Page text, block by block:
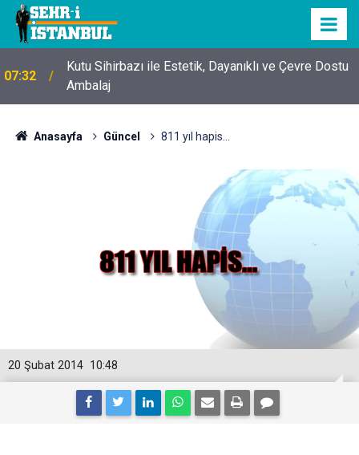
07:32
Kutu Sihirbazı ile Estetik, Dayanıklı ve Çevre Dostu
Ambalaj
Anasayfa Güncel 811 yıl hapis...
10:48
20 Şubat 2014